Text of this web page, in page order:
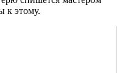
к этому.